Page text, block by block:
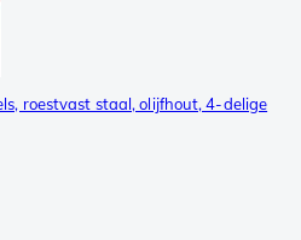
roestvast staal, olijfhout, 4-delige